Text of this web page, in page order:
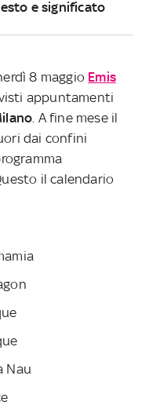
e significato
8 maggio Emis
appuntamenti
. A fine mese il
dai confini
il calendario
Nau